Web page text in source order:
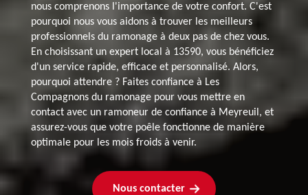
nous comprenons l'importance de votre confort. C'est
pourquoi nous vous aidons à trouver les meilleurs
professionnels du ramonage à deux pas de chez vous.
En choisissant un expert local à 13590, vous bénéficiez
d'un service rapide, efficace et personnalisé. Alors,
pourquoi attendre ? Faites confiance à Les
Compagnons du ramonage pour vous mettre en
contact avec un ramoneur de confiance à Meyreuil, et
assurez-vous que votre poêle fonctionne de manière
optimale pour les mois froids à venir.
Nous contacter